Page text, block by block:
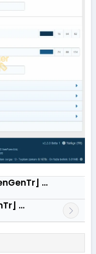
XenForo [XenGenTr] Resimli konu vitrini 2.0.1
Xenforo [XenGenTr] Resimli one cikan konular 3.0.8